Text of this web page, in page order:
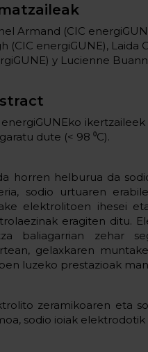
Armand (CIC
(CIC energiGUNE), Laida
y Lucienne
energiGUNEko ikertzaileek
dute (< 98 ⁰C).
horren helburua da
sodio urtuaren
elektrolitoen ihesei
eragiten ditu.
baliagarrian zehar
gelaxkaren
luzeko prestazioak
zeramikoaren eta
sodio ioiak